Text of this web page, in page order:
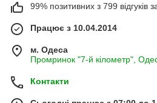
99% позитивних з 799 відгуків
Працює з 10.04.2014
м. Одеса
Промринок "7-й кілометр",
Контакти